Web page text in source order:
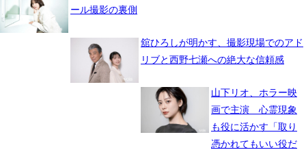
ール撮影の裏側
舘ひろしが明かす、撮影現場でのアド
リブと西野七瀬への絶大な信頼感
山下リオ、ホラー映
画で主演 心霊現象
も役に活かす「取り
憑かれてもいい役だ